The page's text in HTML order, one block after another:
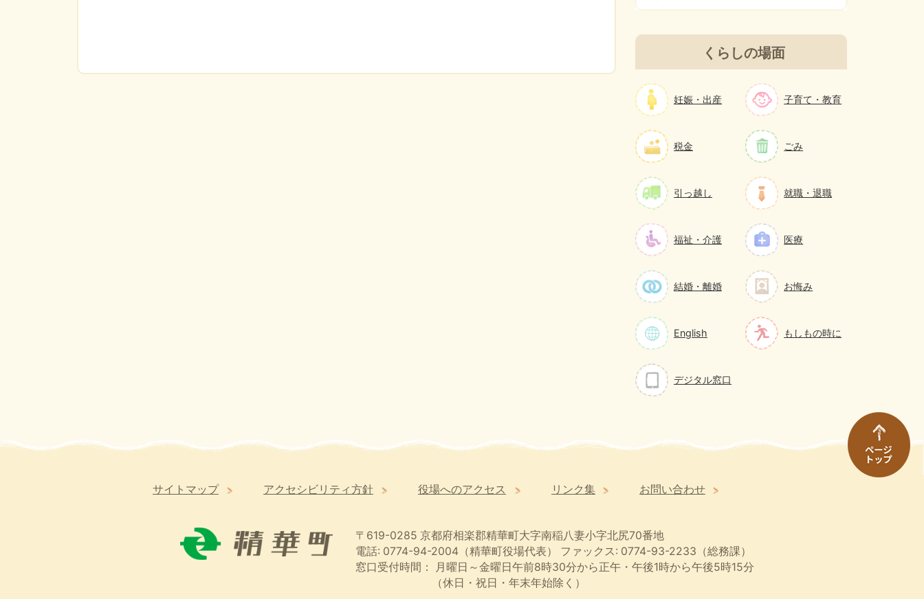
くらしの場面
妊娠・出産 子育て・教育
税金 ごみ
引っ越し 就職・退職
福祉・介護 医療
結婚・離婚 お悔み
English もしもの時に
デジタル窓口
サイトマップ アクセシビリティ方針 役場へのアクセス リンク集 お問い合わせ
〒619-0285 京都府相楽郡精華町大字南稲八妻小字北尻70番地
電話: 0774-94-2004（精華町役場代表） ファックス: 0774-93-2233（総務課）
窓口受付時間：
月曜日～金曜日午前8時30分から正午・午後1時から午後5時15分
（休日・祝日・年末年始除く）